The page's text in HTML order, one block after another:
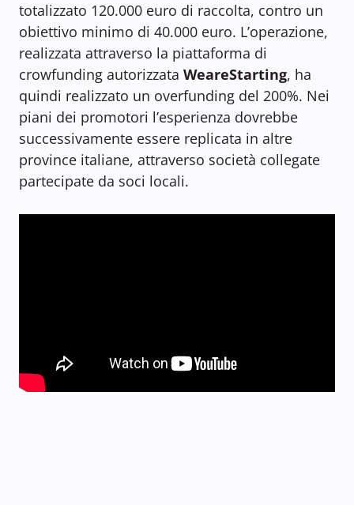
totalizzato 120.000 euro di raccolta, contro un
obiettivo minimo di 40.000 euro. L’operazione,
realizzata attraverso la piattaforma di
crowfunding autorizzata WeareStarting, ha
quindi realizzato un overfunding del 200%. Nei
piani dei promotori l’esperienza dovrebbe
successivamente essere replicata in altre
province italiane, attraverso società collegate
partecipate da soci locali.